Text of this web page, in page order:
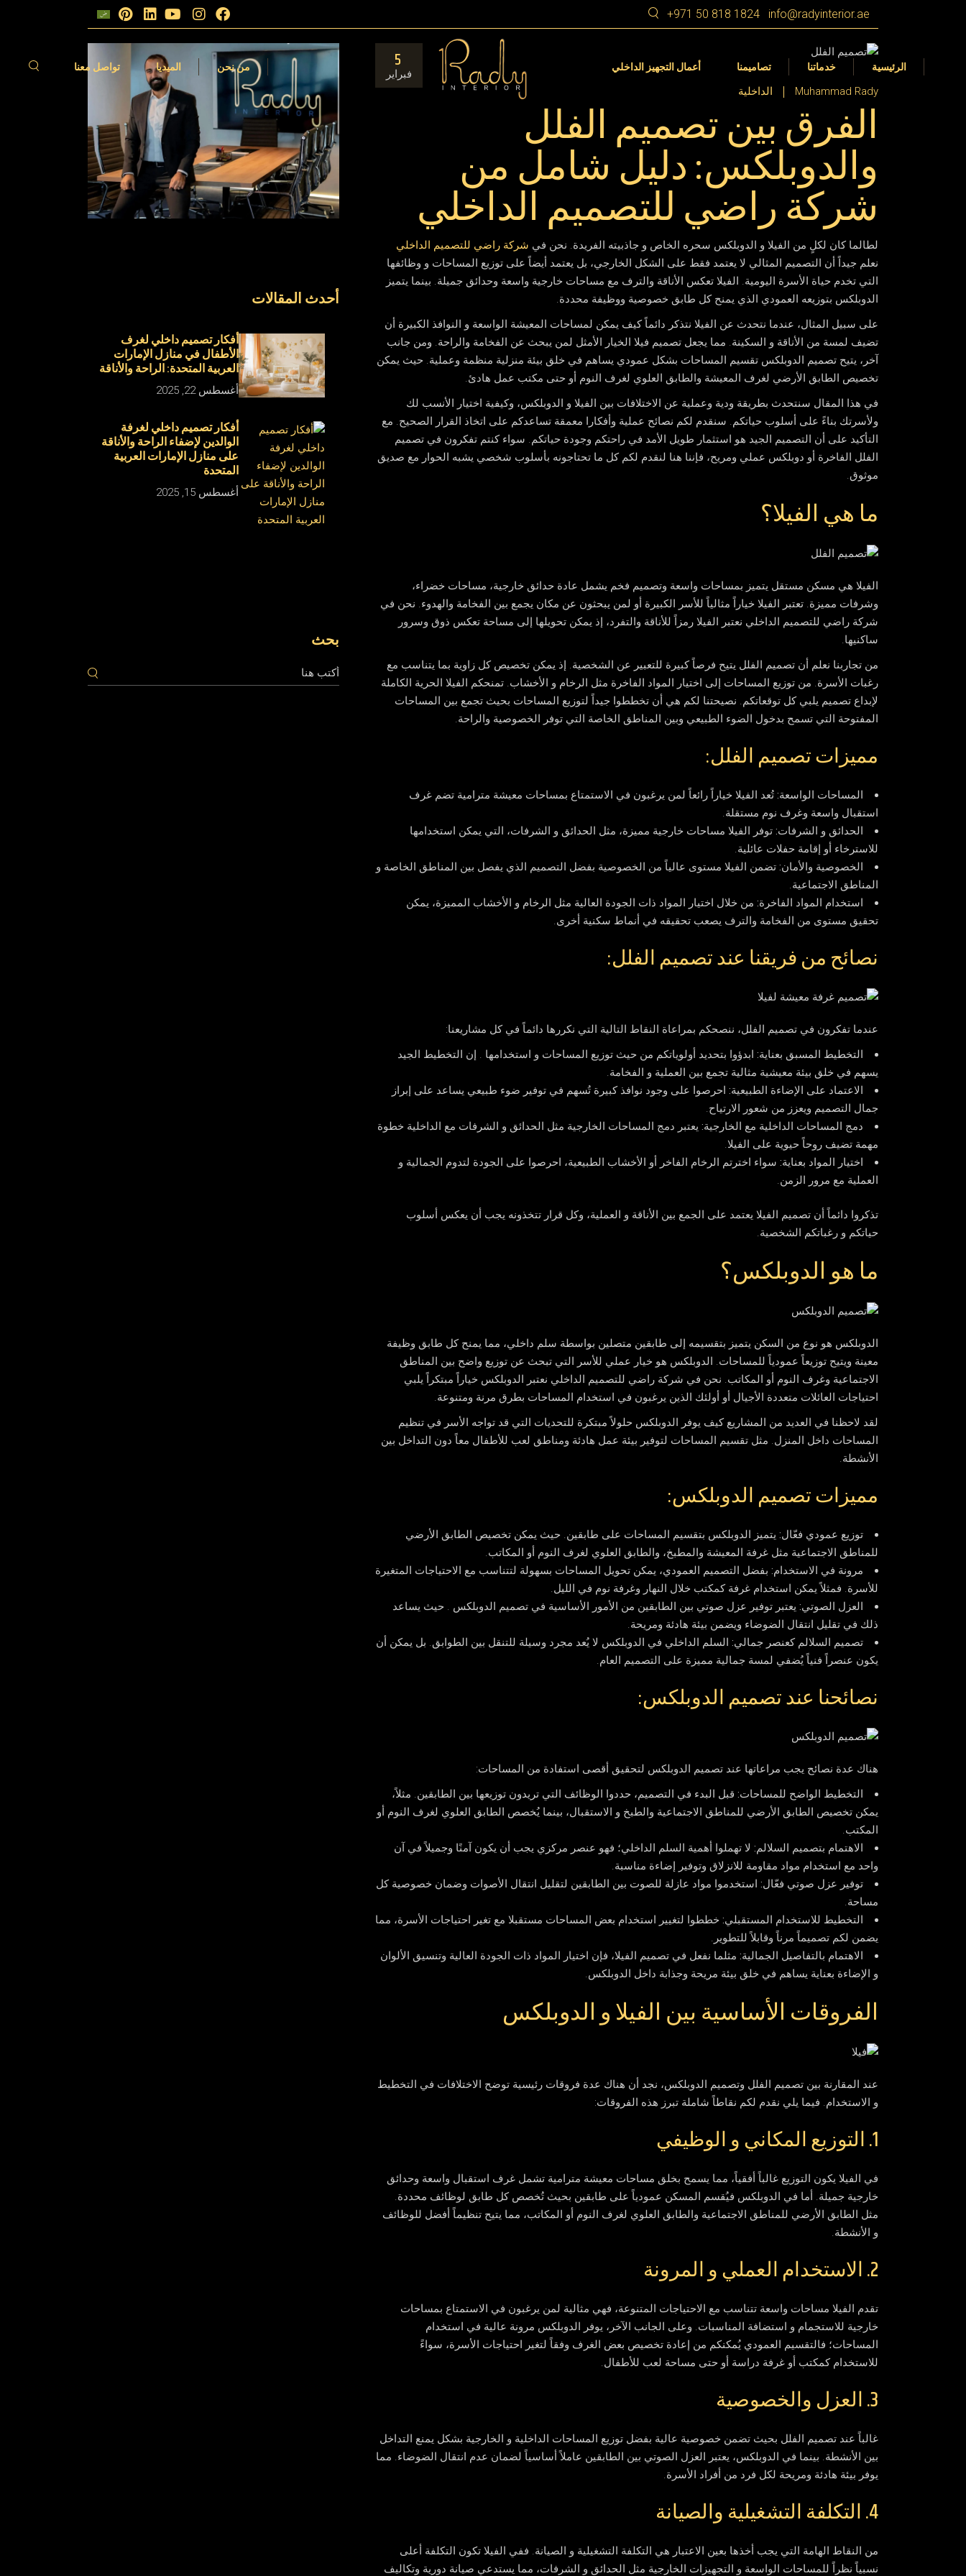
info@radyinterior.ae
+971 50 818 1824
الرئيسية خدماتنا
التصميم الداخلي
التجهيز الداخلي
تصميم المناظر الطبيعية في الأمارات
تصاميمنا
التصميم الداخلي
التصميم الداخلي 360 VR
أعمال التجهيز الداخلي
Dubai
الشارقة
عجمان
رأس الخيمة
أم القيوين
أبوظبي
العين
من نحن الميديا
مقالات
الفيديوهات
تواصل معنا
التجهيز الداخلي
تصميم المناظر الطبيعية في الأمارات
التصميم الداخلي 360 VR
الشارقة
عجمان
أم القيوين
أبوظبي
العين
الفيديوهات
5
فبراير
Muhammad Rady
الداخلية
الفرق بين تصميم الفلل
والدوبلكس: دليل شامل من
شركة راضي للتصميم الداخلي
لطالما كان لكلٍ من الفيلا و الدوبلكس سحره الخاص و جاذبيته الفريدة. نحن في شركة راضي للتصميم الداخلي
نعلم جيداً أن التصميم المثالي لا يعتمد فقط على الشكل الخارجي، بل يعتمد أيضاً على توزيع المساحات و وظائفها
التي تخدم حياة الأسرة اليومية. الفيلا تعكس الأناقة والترف مع مساحات خارجية واسعة وحدائق جميلة. بينما يتميز
الدوبلكس بتوزيعه العمودي الذي يمنح كل طابق خصوصية ووظيفة محددة.
على سبيل المثال، عندما نتحدث عن الفيلا نتذكر دائماً كيف يمكن لمساحات المعيشة الواسعة و النوافذ الكبيرة أن
تضيف لمسة من الأناقة و السكينة. مما يجعل تصميم فيلا الخيار الأمثل لمن يبحث عن الفخامة والراحة. ومن جانب
آخر، يتيح تصميم الدوبلكس تقسيم المساحات بشكل عمودي يساهم في خلق بيئة منزلية منظمة وعملية. حيث يمكن
تخصيص الطابق الأرضي لغرف المعيشة والطابق العلوي لغرف النوم أو حتى مكتب عمل هادئ.
في هذا المقال سنتحدث بطريقة ودية وعملية عن الاختلافات بين الفيلا و الدوبلكس، وكيفية اختيار الأنسب لك
ولأسرتك بناءً على أسلوب حياتكم. سنقدم لكم نصائح عملية وأفكارا معمقة تساعدكم على اتخاذ القرار الصحيح. مع
التأكيد على أن التصميم الجيد هو استثمار طويل الأمد في راحتكم وجودة حياتكم. سواء كنتم تفكرون في تصميم
الفلل الفاخرة أو دوبلكس عملي ومريح، فإننا هنا لنقدم لكم كل ما تحتاجونه بأسلوب شخصي يشبه الحوار مع صديق
موثوق.
ما هي الفيلا؟
الفيلا هي مسكن مستقل يتميز بمساحات واسعة وتصميم فخم يشمل عادة حدائق خارجية، مساحات خضراء،
وشرفات مميزة. تعتبر الفيلا خياراً مثالياً للأسر الكبيرة أو لمن يبحثون عن مكان يجمع بين الفخامة والهدوء. نحن في
شركة راضي للتصميم الداخلي نعتبر الفيلا رمزاً للأناقة والتفرد، إذ يمكن تحويلها إلى مساحة تعكس ذوق وسرور
ساكنيها.
من تجاربنا نعلم أن تصميم الفلل يتيح فرصاً كبيرة للتعبير عن الشخصية. إذ يمكن تخصيص كل زاوية بما يتناسب مع
رغبات الأسرة. من توزيع المساحات إلى اختيار المواد الفاخرة مثل الرخام و الأخشاب. تمنحكم الفيلا الحرية الكاملة
لإبداع تصميم يلبي كل توقعاتكم. نصيحتنا لكم هي أن تخططوا جيداً لتوزيع المساحات بحيث تجمع بين المساحات
المفتوحة التي تسمح بدخول الضوء الطبيعي وبين المناطق الخاصة التي توفر الخصوصية والراحة.
مميزات تصميم الفلل:
المساحات الواسعة: تُعد الفيلا خياراً رائعاً لمن يرغبون في الاستمتاع بمساحات معيشة مترامية تضم غرف
استقبال واسعة وغرف نوم مستقلة.
الحدائق و الشرفات: توفر الفيلا مساحات خارجية مميزة، مثل الحدائق و الشرفات، التي يمكن استخدامها
للاسترخاء أو إقامة حفلات عائلية.
الخصوصية والأمان: تضمن الفيلا مستوى عالياً من الخصوصية بفضل التصميم الذي يفصل بين المناطق الخاصة و
المناطق الاجتماعية.
استخدام المواد الفاخرة: من خلال اختيار المواد ذات الجودة العالية مثل الرخام و الأخشاب المميزة، يمكن
تحقيق مستوى من الفخامة والترف يصعب تحقيقه في أنماط سكنية أخرى.
نصائح من فريقنا عند تصميم الفلل:
عندما تفكرون في تصميم الفلل، ننصحكم بمراعاة النقاط التالية التي نكررها دائماً في كل مشاريعنا:
التخطيط المسبق بعناية: ابدؤوا بتحديد أولوياتكم من حيث توزيع المساحات و استخدامها . إن التخطيط الجيد
يسهم في خلق بيئة معيشية مثالية تجمع بين العملية و الفخامة.
الاعتماد على الإضاءة الطبيعية: احرصوا على وجود نوافذ كبيرة تُسهم في توفير ضوء طبيعي يساعد على إبراز
جمال التصميم ويعزز من شعور الارتياح.
دمج المساحات الداخلية مع الخارجية: يعتبر دمج المساحات الخارجية مثل الحدائق و الشرفات مع الداخلية خطوة
مهمة تضيف روحاً حيوية على الفيلا.
اختيار المواد بعناية: سواء اخترتم الرخام الفاخر أو الأخشاب الطبيعية، احرصوا على الجودة لتدوم الجمالية و
العملية مع مرور الزمن.
تذكروا دائماً أن تصميم الفيلا يعتمد على الجمع بين الأناقة و العملية، وكل قرار تتخذونه يجب أن يعكس أسلوب
حياتكم و رغباتكم الشخصية.
ما هو الدوبلكس؟
الدوبلكس هو نوع من السكن يتميز بتقسيمه إلى طابقين متصلين بواسطة سلم داخلي، مما يمنح كل طابق وظيفة
معينة ويتيح توزيعاً عمودياً للمساحات. الدوبلكس هو خيار عملي للأسر التي تبحث عن توزيع واضح بين المناطق
الاجتماعية وغرف النوم أو المكاتب. نحن في شركة راضي للتصميم الداخلي نعتبر الدوبلكس خياراً مبتكراً يلبي
احتياجات العائلات متعددة الأجيال أو أولئك الذين يرغبون في استخدام المساحات بطرق مرنة ومتنوعة.
لقد لاحظنا في العديد من المشاريع كيف يوفر الدوبلكس حلولاً مبتكرة للتحديات التي قد تواجه الأسر في تنظيم
المساحات داخل المنزل. مثل تقسيم المساحات لتوفير بيئة عمل هادئة ومناطق لعب للأطفال معاً دون التداخل بين
الأنشطة.
مميزات تصميم الدوبلكس:
توزيع عمودي فعّال: يتميز الدوبلكس بتقسيم المساحات على طابقين. حيث يمكن تخصيص الطابق الأرضي
للمناطق الاجتماعية مثل غرفة المعيشة والمطبخ، والطابق العلوي لغرف النوم أو المكاتب.
مرونة في الاستخدام: بفضل التصميم العمودي، يمكن تحويل المساحات بسهولة لتتناسب مع الاحتياجات المتغيرة
للأسرة. فمثلاً يمكن استخدام غرفة كمكتب خلال النهار وغرفة نوم في الليل.
العزل الصوتي: يعتبر توفير عزل صوتي بين الطابقين من الأمور الأساسية في تصميم الدوبلكس . حيث يساعد
ذلك في تقليل انتقال الضوضاء ويضمن بيئة هادئة ومريحة.
تصميم السلالم كعنصر جمالي: السلم الداخلي في الدوبلكس لا يُعد مجرد وسيلة للتنقل بين الطوابق. بل يمكن أن
يكون عنصراً فنياً يُضفي لمسة جمالية مميزة على التصميم العام.
نصائحنا عند تصميم الدوبلكس:
هناك عدة نصائح يجب مراعاتها عند تصميم الدوبلكس لتحقيق أقصى استفادة من المساحات:
التخطيط الواضح للمساحات: قبل البدء في التصميم، حددوا الوظائف التي تريدون توزيعها بين الطابقين. مثلاً،
يمكن تخصيص الطابق الأرضي للمناطق الاجتماعية والطبخ و الاستقبال، بينما يُخصص الطابق العلوي لغرف النوم أو
المكتب.
الاهتمام بتصميم السلالم: لا تهملوا أهمية السلم الداخلي؛ فهو عنصر مركزي يجب أن يكون آمنًا وجميلاً في آن
واحد مع استخدام مواد مقاومة للانزلاق وتوفير إضاءة مناسبة.
توفير عزل صوتي فعّال: استخدموا مواد عازلة للصوت بين الطابقين لتقليل انتقال الأصوات وضمان خصوصية كل
مساحة.
التخطيط للاستخدام المستقبلي: خططوا لتغيير استخدام بعض المساحات مستقبلا مع تغير احتياجات الأسرة، مما
يضمن لكم تصميماً مرناً وقابلاً للتطوير.
الاهتمام بالتفاصيل الجمالية: مثلما نفعل في تصميم الفيلا، فإن اختيار المواد ذات الجودة العالية وتنسيق الألوان
و الإضاءة بعناية يساهم في خلق بيئة مريحة وجذابة داخل الدوبلكس.
الفروقات الأساسية بين الفيلا و الدوبلكس
عند المقارنة بين تصميم الفلل وتصميم الدوبلكس، نجد أن هناك عدة فروقات رئيسية توضح الاختلافات في التخطيط
و الاستخدام. فيما يلي نقدم لكم نقاطاً شاملة تبرز هذه الفروقات:
1. التوزيع المكاني و الوظيفي
في الفيلا يكون التوزيع غالباً أفقياً، مما يسمح بخلق مساحات معيشة مترامية تشمل غرف استقبال واسعة وحدائق
خارجية جميلة. أما في الدوبلكس فيُقسم المسكن عمودياً على طابقين بحيث تُخصص كل طابق لوظائف محددة.
مثل الطابق الأرضي للمناطق الاجتماعية والطابق العلوي لغرف النوم أو المكاتب، مما يتيح تنظيماً أفضل للوظائف
و الأنشطة.
2. الاستخدام العملي و المرونة
تقدم الفيلا مساحات واسعة تتناسب مع الاحتياجات المتنوعة، فهي مثالية لمن يرغبون في الاستمتاع بمساحات
خارجية للاستجمام و استضافة المناسبات. وعلى الجانب الآخر، يوفر الدوبلكس مرونة عالية في استخدام
المساحات؛ فالتقسيم العمودي يُمكنكم من إعادة تخصيص بعض الغرف وفقاً لتغير احتياجات الأسرة، سواءً
للاستخدام كمكتب أو غرفة دراسة أو حتى مساحة لعب للأطفال.
3. العزل والخصوصية
غالباً عند تصميم الفلل بحيث تضمن خصوصية عالية بفضل توزيع المساحات الداخلية و الخارجية بشكل يمنع التداخل
بين الأنشطة. بينما في الدوبلكس، يعتبر العزل الصوتي بين الطابقين عاملاً أساسياً لضمان عدم انتقال الضوضاء. مما
يوفر بيئة هادئة ومريحة لكل فرد من أفراد الأسرة.
4. التكلفة التشغيلية والصيانة
من النقاط الهامة التي يجب أخذها بعين الاعتبار هي التكلفة التشغيلية و الصيانة. ففي الفيلا تكون التكلفة أعلى
نسبياً نظراً للمساحات الواسعة و التجهيزات الخارجية مثل الحدائق و الشرفات، مما يستدعي صيانة دورية وتكاليف
أحدث المقالات
أفكار تصميم داخلي لغرف
الأطفال في منازل الإمارات
العربية المتحدة: الراحة والأناقة
أغسطس 22, 2025
أفكار تصميم داخلي لغرفة
الوالدين لإضفاء الراحة والأناقة
على منازل الإمارات العربية
المتحدة
أغسطس 15, 2025
بحث